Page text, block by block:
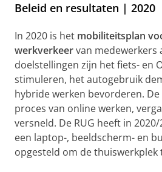
Beleid en resultaten | 2020
In 2020 is het mobiliteitsplan
werkverkeervan medewerkers
doelstellingen zijn het fiets- en
stimuleren, het autogebruik
hybride werken bevorderen.
proces van online werken,
versneld. De RUG heeft in
een laptop-, beeldscherm- en
opgesteld om de thuiswerkplek